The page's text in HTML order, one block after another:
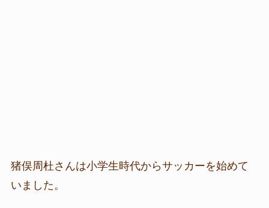
猪俣周杜さんは小学生時代からサッカーを始めて
いました。